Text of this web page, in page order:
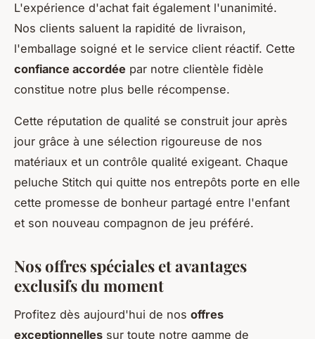
L'expérience d'achat fait également l'unanimité.
Nos clients saluent la rapidité de livraison,
l'emballage soigné et le service client réactif. Cette
confiance accordée par notre clientèle fidèle
constitue notre plus belle récompense.
Cette réputation de qualité se construit jour après
jour grâce à une sélection rigoureuse de nos
matériaux et un contrôle qualité exigeant. Chaque
peluche Stitch qui quitte nos entrepôts porte en elle
cette promesse de bonheur partagé entre l'enfant
et son nouveau compagnon de jeu préféré.
Nos offres spéciales et avantages
exclusifs du moment
Profitez dès aujourd'hui de nos offres
exceptionnelles sur toute notre gamme de